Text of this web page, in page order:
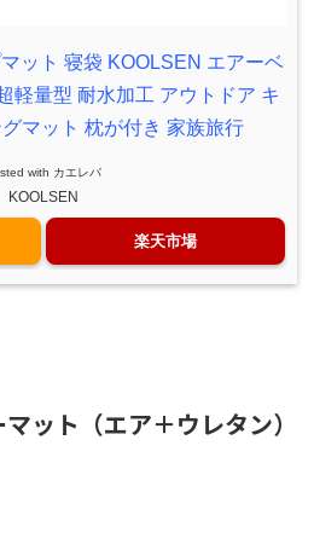
ット 寝袋 KOOLSEN エアーベ
軽量型 耐水加工 アウトドア キ
マット 枕が付き 家族旅行
with カエレバ
KOOLSEN
楽天市場
ット（エア＋ウレタン）